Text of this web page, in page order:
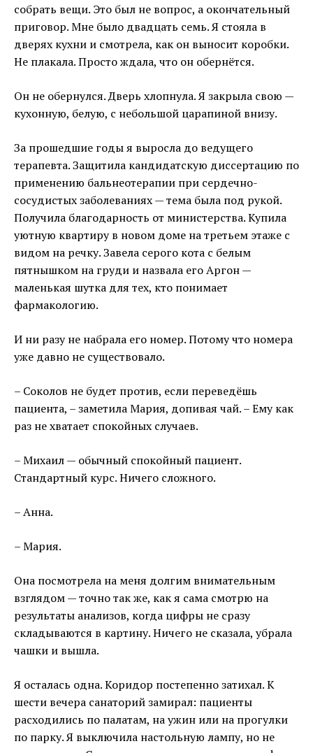
собрать вещи. Это был не вопрос, а окончательный
приговор. Мне было двадцать семь. Я стояла в
дверях кухни и смотрела, как он выносит коробки.
Не плакала. Просто ждала, что он обернётся.
Он не обернулся. Дверь хлопнула. Я закрыла свою —
кухонную, белую, с небольшой царапиной внизу.
За прошедшие годы я выросла до ведущего
терапевта. Защитила кандидатскую диссертацию по
применению бальнеотерапии при сердечно-
сосудистых заболеваниях — тема была под рукой.
Получила благодарность от министерства. Купила
уютную квартиру в новом доме на третьем этаже с
видом на речку. Завела серого кота с белым
пятнышком на груди и назвала его Аргон —
маленькая шутка для тех, кто понимает
фармакологию.
И ни разу не набрала его номер. Потому что номера
уже давно не существовало.
– Соколов не будет против, если переведёшь
пациента, – заметила Мария, допивая чай. – Ему как
раз не хватает спокойных случаев.
– Михаил — обычный спокойный пациент.
Стандартный курс. Ничего сложного.
– Анна.
– Мария.
Она посмотрела на меня долгим внимательным
взглядом — точно так же, как я сама смотрю на
результаты анализов, когда цифры не сразу
складываются в картину. Ничего не сказала, убрала
чашки и вышла.
Я осталась одна. Коридор постепенно затихал. К
шести вечера санаторий замирал: пациенты
расходились по палатам, на ужин или на прогулки
по парку. Я выключила настольную лампу, но не